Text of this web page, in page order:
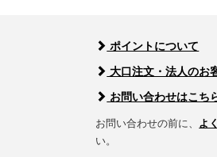
ポイントについて
大口注文・法人のお
お問い合わせはこち
お問い合わせの前に、 よ
い。